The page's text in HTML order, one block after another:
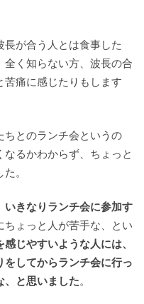
が合う人とは食事した
全く知らない方、波長の合
痛に感じたりもします
ちとのランチ会というの
るかわからず、ちょっと
。
きなりランチ会に参加す
ょっと人が苦手な、とい
じやすいような人には、
してからランチ会に行っ
、と思いました。